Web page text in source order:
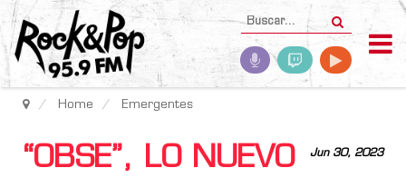
Home Emergentes
Jun 30, 2023
“OBSE”, LO NUEVO